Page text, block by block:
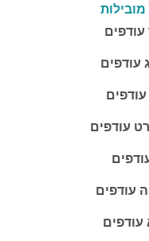
עודפים
עודפים
עודפים